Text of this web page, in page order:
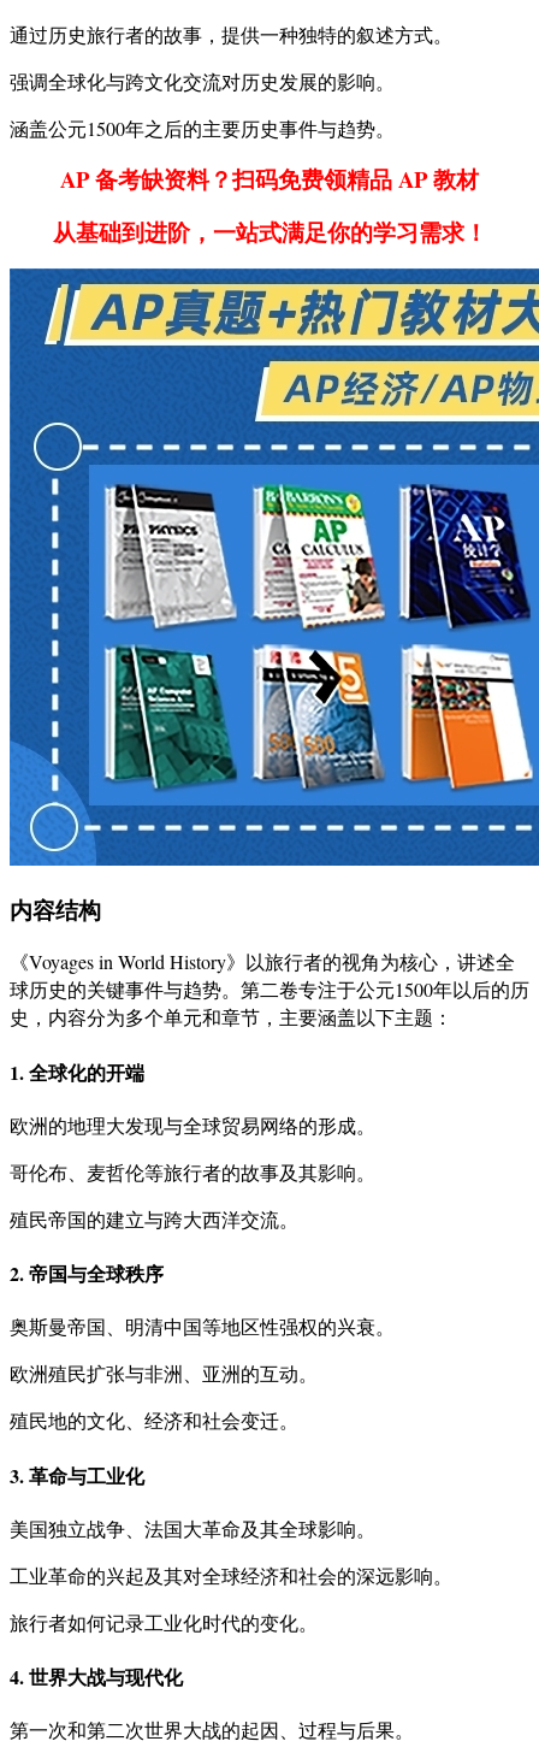
通过历史旅行者的故事，提供一种独特的叙述方式。
强调全球化与跨文化交流对历史发展的影响。
涵盖公元1500年之后的主要历史事件与趋势。
AP 备考缺资料？扫码免费领精品 AP 教材
从基础到进阶，一站式满足你的学习需求！
内容结构
《Voyages in World History》以旅行者的视角为核心，讲述全
球历史的关键事件与趋势。第二卷专注于公元1500年以后的历
史，内容分为多个单元和章节，主要涵盖以下主题：
1. 全球化的开端
欧洲的地理大发现与全球贸易网络的形成。
哥伦布、麦哲伦等旅行者的故事及其影响。
殖民帝国的建立与跨大西洋交流。
2. 帝国与全球秩序
奥斯曼帝国、明清中国等地区性强权的兴衰。
欧洲殖民扩张与非洲、亚洲的互动。
殖民地的文化、经济和社会变迁。
3. 革命与工业化
美国独立战争、法国大革命及其全球影响。
工业革命的兴起及其对全球经济和社会的深远影响。
旅行者如何记录工业化时代的变化。
4. 世界大战与现代化
第一次和第二次世界大战的起因、过程与后果。